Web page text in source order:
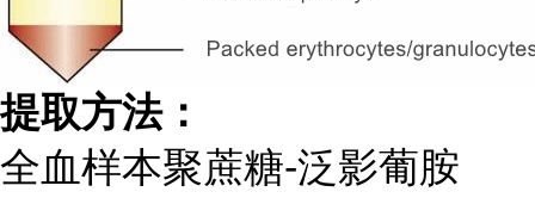
提取方法：
全血样本聚蔗糖-泛影葡胺